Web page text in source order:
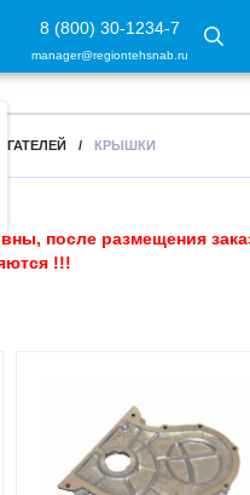
8 (800) 30-1234-7
manager@regiontehsnab.ru
/ КРЫШКИ
после размещения
!!!